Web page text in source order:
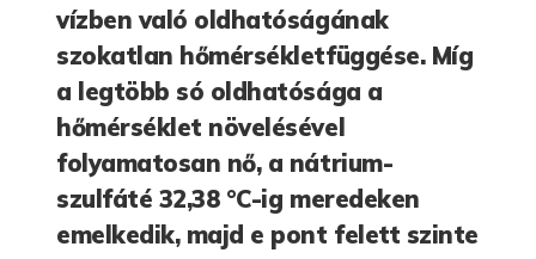
vízben való oldhatóságának
szokatlan hőmérsékletfüggése. Míg
a legtöbb só oldhatósága a
hőmérséklet növelésével
folyamatosan nő, a nátrium-
szulfáté 32,38 °C-ig meredeken
emelkedik, majd e pont felett szinte